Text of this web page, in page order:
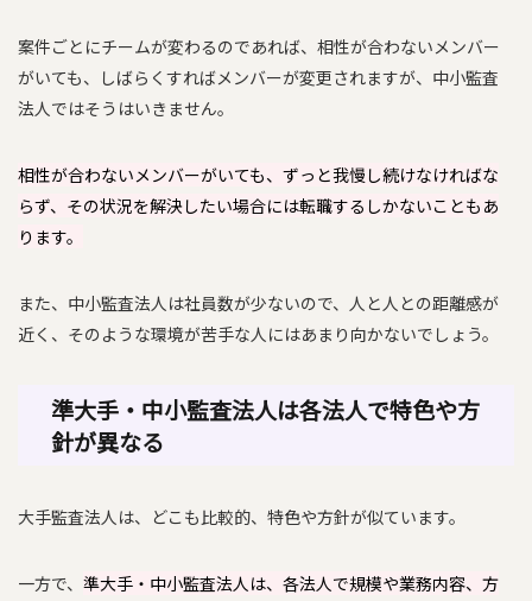
案件ごとにチームが変わるのであれば、相性が合わないメンバー
がいても、しばらくすればメンバーが変更されますが、中小監査
法人ではそうはいきません。
相性が合わないメンバーがいても、ずっと我慢し続けなければな
らず、その状況を解決したい場合には転職するしかないこともあ
ります。
また、中小監査法人は社員数が少ないので、人と人との距離感が
近く、そのような環境が苦手な人にはあまり向かないでしょう。
準大手・中小監査法人は各法人で特色や方
針が異なる
大手監査法人は、どこも比較的、特色や方針が似ています。
一方で、 準大手・中小監査法人は、各法人で規模や業務内容、方